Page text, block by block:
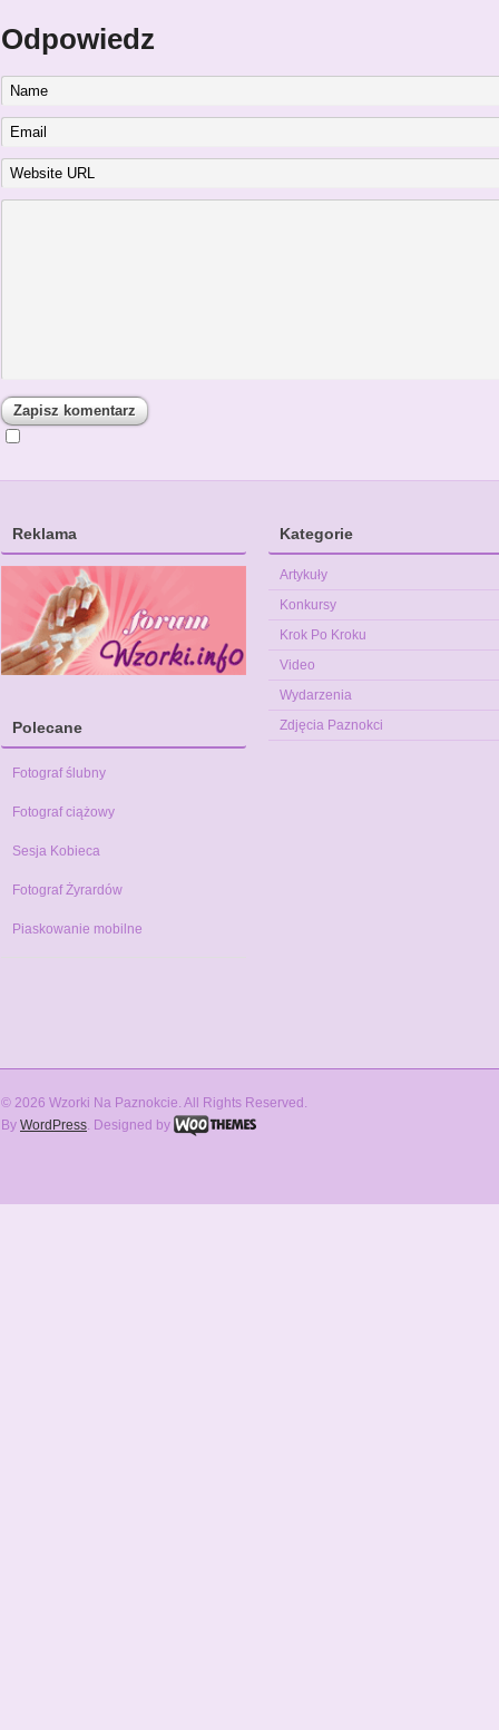
Odpowiedz
Reklama
Polecane
Fotograf ślubny
Fotograf ciążowy
Sesja Kobieca
Fotograf Żyrardów
Piaskowanie mobilne
Kategorie
Artykuły
Konkursy
Krok Po Kroku
Video
Wydarzenia
Zdjęcia Paznokci
© 2026 Wzorki Na Paznokcie. All Rights Reserved.
By WordPress. Designed by